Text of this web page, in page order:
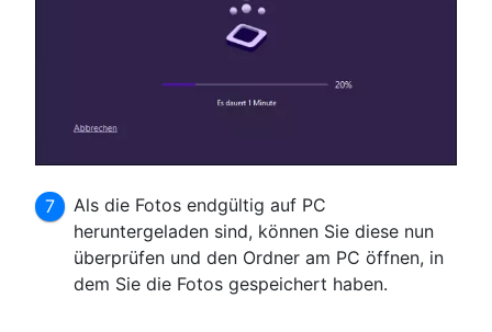
Als die Fotos endgültig auf PC
heruntergeladen sind, können Sie diese nun
überprüfen und den Ordner am PC öffnen, in
dem Sie die Fotos gespeichert haben.